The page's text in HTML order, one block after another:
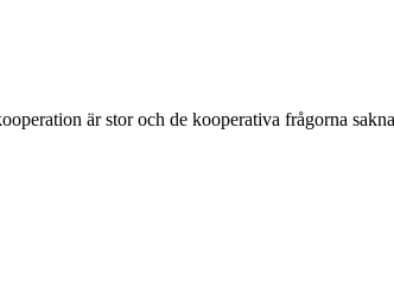
är stor och de kooperativa frågorna